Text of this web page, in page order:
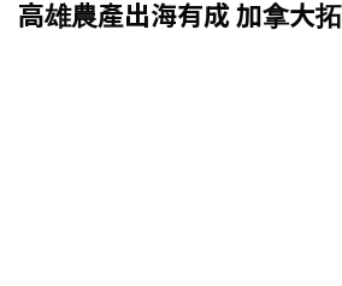
高雄農產出海有成 加拿大